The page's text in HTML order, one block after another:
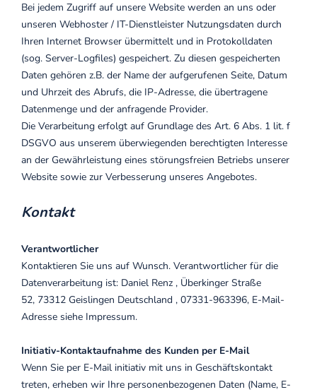
Bei jedem Zugriff auf unsere Website werden an uns oder
unseren Webhoster / IT-Dienstleister Nutzungsdaten durch
Ihren Internet Browser übermittelt und in Protokolldaten
(sog. Server-Logfiles) gespeichert. Zu diesen gespeicherten
Daten gehören z.B. der Name der aufgerufenen Seite, Datum
und Uhrzeit des Abrufs, die IP-Adresse, die übertragene
Datenmenge und der anfragende Provider.
Die Verarbeitung erfolgt auf Grundlage des Art. 6 Abs. 1 lit. f
DSGVO aus unserem überwiegenden berechtigten Interesse
an der Gewährleistung eines störungsfreien Betriebs unserer
Website sowie zur Verbesserung unseres Angebotes.
Kontakt
Verantwortlicher
Kontaktieren Sie uns auf Wunsch. Verantwortlicher für die
Datenverarbeitung ist: Daniel Renz , Überkinger Straße
52, 73312 Geislingen Deutschland , 07331-963396, E-Mail-
Adresse siehe Impressum.
Initiativ-Kontaktaufnahme des Kunden per E-Mail
Wenn Sie per E-Mail initiativ mit uns in Geschäftskontakt
treten, erheben wir Ihre personenbezogenen Daten (Name, E-